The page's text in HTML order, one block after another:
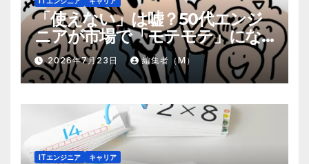
「使えない」は嘘？50代エンジ
ニアが市場で「モテモテ」にな
るための8個の強み
2026年7月23日 編集者（M）
ITエンジニア キャリア